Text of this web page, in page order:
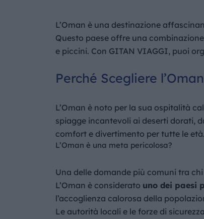
L’Oman è una destinazione
Questo paese offre una
e piccini. Con GITAN VIAGGI, puoi
Perché Scegliere
L’Oman è noto per la sua ospitalità
spiagge incantevoli ai deserti dorati,
comfort e divertimento per tutte le età.
L’Oman è una meta pericolosa?
Una delle domande più comuni tra
L’Oman è considerato uno dei paesi
l’accoglienza calorosa della
Le autorità locali e le forze di